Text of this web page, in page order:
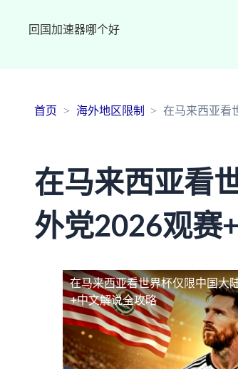
回国加速器哪个好
首页 海外地区限制 在马来西亚看
在马来西亚看
外党2026观赛
在马来西亚看世界杯仅限中国大
+中文解说全攻略